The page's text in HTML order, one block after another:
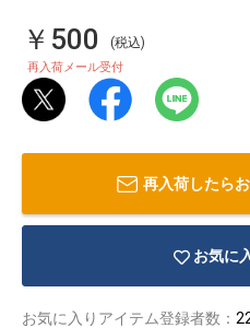
￥500 (税込)
再入荷メール受付
再入荷したら
お気に
お気に入りアイテム登録者数：